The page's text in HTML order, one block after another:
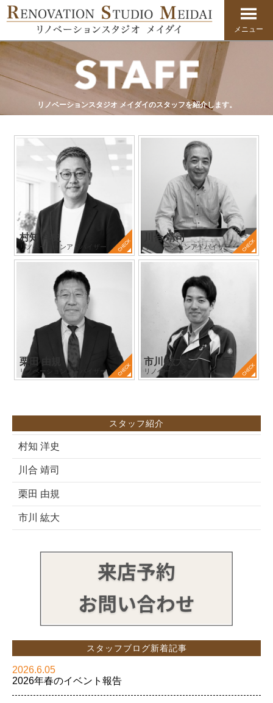
メニュー
リノベーションスタジオ メイダイのスタッフを紹介します。
村知 洋史
リノベーションアドバイザー
川合 靖司
リノベーションアドバイザー
栗田 由規
リノベーションアドバイザー
市川 紘大
リノベーションアドバイザー
スタッフ紹介
村知 洋史
川合 靖司
栗田 由規
市川 紘大
スタッフブログ新着記事
2026.6.05
2026年春のイベント報告